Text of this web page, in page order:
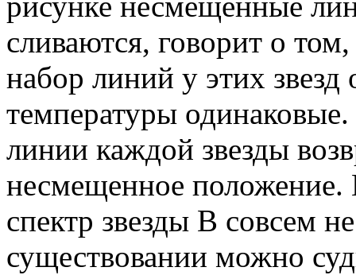
сливаются, говорит о
набор линий у этих звезд
температуры
линии каждой звезды
несмещенное положение.
спектр звезды В совсем
существовании можно